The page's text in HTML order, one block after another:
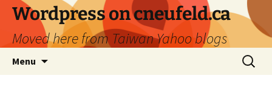
Skip
content
Wordpress on cneufeld.ca
Moved here from Taiwan Yahoo blogs
Menu
Search
for: